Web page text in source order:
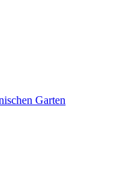
Garten